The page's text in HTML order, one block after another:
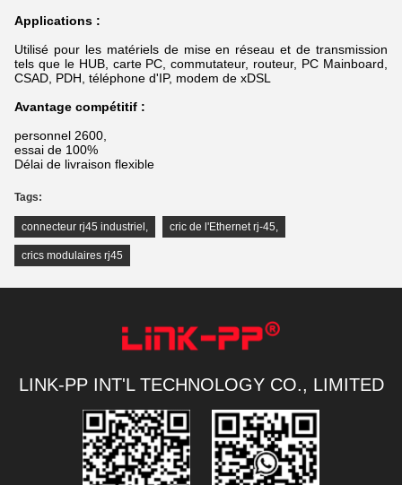
Applications :
Utilisé pour les matériels de mise en réseau et de transmission
tels que le HUB, carte PC, commutateur, routeur, PC Mainboard,
CSAD, PDH, téléphone d'IP, modem de xDSL
Avantage compétitif :
personnel 2600,
essai de 100%
Délai de livraison flexible
Tags:
connecteur rj45 industriel , cric de l'Ethernet rj-45,
crics modulaires rj45
LINK-PP INT'L TECHNOLOGY CO., LIMITED